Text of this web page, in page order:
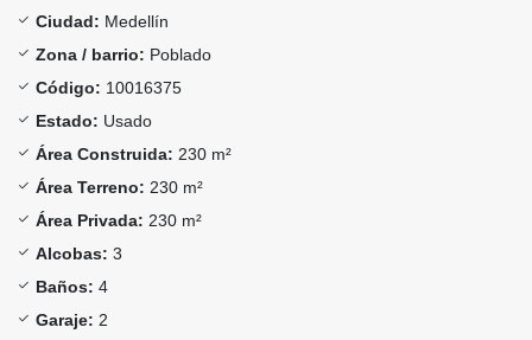
Ciudad: Medellín
Zona / barrio: Poblado
Código: 10016375
Estado: Usado
Área Construida: 230 m²
Área Terreno: 230 m²
Área Privada: 230 m²
Alcobas: 3
Baños: 4
Garaje: 2